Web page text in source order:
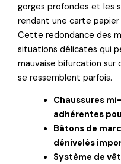
gorges profondes et les
rendant une carte
Cette redondance des
situations délicates qui
mauvaise bifurcation
se ressemblent parfois.
Chaussures
adhérentes
Bâtons de
dénivelés
Système de